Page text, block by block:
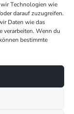
Technologien wie
darauf zuzugreifen.
Daten wie das
verarbeiten. Wenn du
bestimmte
E-